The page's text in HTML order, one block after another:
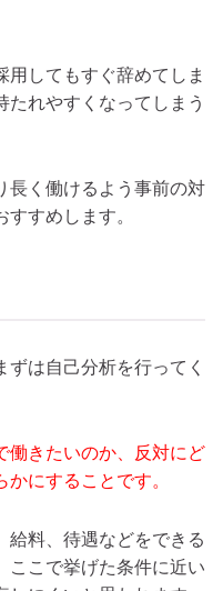
用してもすぐ辞めてしま
たれやすくなってしまう
長く働けるよう事前の対
すめします。
は自己分析を行ってく
働きたいのか、反対にど
にすることです。
給料、待遇などをできる
ここで挙げた条件に近い